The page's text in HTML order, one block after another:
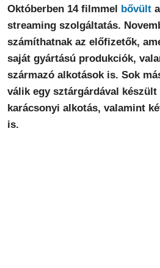
Októberben 14 filmmel bővült
streaming szolgáltatás.
számíthatnak az előfizetők,
saját gyártású produkciók,
származó alkotások is. Sok
válik egy sztárgárdával
karácsonyi alkotás, valamint
is.